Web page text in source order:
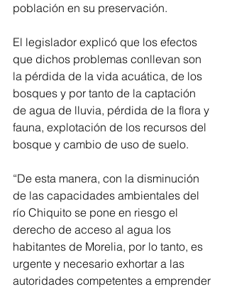
población en su preservación.
El legislador explicó que los efectos
que dichos problemas conllevan son
la pérdida de la vida acuática, de los
bosques y por tanto de la captación
de agua de lluvia, pérdida de la flora y
fauna, explotación de los recursos del
bosque y cambio de uso de suelo.
“De esta manera, con la disminución
de las capacidades ambientales del
río Chiquito se pone en riesgo el
derecho de acceso al agua los
habitantes de Morelia, por lo tanto, es
urgente y necesario exhortar a las
autoridades competentes a emprender